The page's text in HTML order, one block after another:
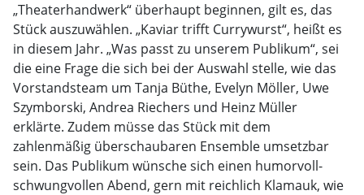
„Theaterhandwerk“ überhaupt beginnen, gilt es, das
Stück auszuwählen. „Kaviar trifft Currywurst“, heißt es
in diesem Jahr. „Was passt zu unserem Publikum“, sei
die eine Frage die sich bei der Auswahl stelle, wie das
Vorstandsteam um Tanja Büthe, Evelyn Möller, Uwe
Szymborski, Andrea Riechers und Heinz Müller
erklärte. Zudem müsse das Stück mit dem
zahlenmäßig überschaubaren Ensemble umsetzbar
sein. Das Publikum wünsche sich einen humorvoll-
schwungvollen Abend, gern mit reichlich Klamauk, wie